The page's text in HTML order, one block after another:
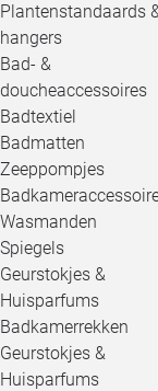
Plantenstandaards
hangers
Bad- &
doucheaccessoires
Badtextiel
Badmatten
Zeeppompjes
Wasmanden
Spiegels
Geurstokjes &
Huisparfums
Badkamerrekken
Geurstokjes &
Huisparfums